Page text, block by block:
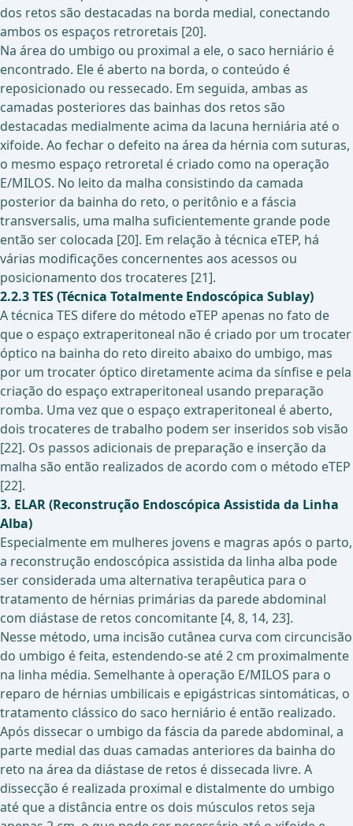
dos retos são destacadas na borda medial, conectando
ambos os espaços retroretais [20].
Na área do umbigo ou proximal a ele, o saco herniário é
encontrado. Ele é aberto na borda, o conteúdo é
reposicionado ou ressecado. Em seguida, ambas as
camadas posteriores das bainhas dos retos são
destacadas medialmente acima da lacuna herniária até o
xifoide. Ao fechar o defeito na área da hérnia com suturas,
o mesmo espaço retroretal é criado como na operação
E/MILOS. No leito da malha consistindo da camada
posterior da bainha do reto, o peritônio e a fáscia
transversalis, uma malha suficientemente grande pode
então ser colocada [20]. Em relação à técnica eTEP, há
várias modificações concernentes aos acessos ou
posicionamento dos trocateres [21].
2.2.3 TES (Técnica Totalmente Endoscópica Sublay)
A técnica TES difere do método eTEP apenas no fato de
que o espaço extraperitoneal não é criado por um trocater
óptico na bainha do reto direito abaixo do umbigo, mas
por um trocater óptico diretamente acima da sínfise e pela
criação do espaço extraperitoneal usando preparação
romba. Uma vez que o espaço extraperitoneal é aberto,
dois trocateres de trabalho podem ser inseridos sob visão
[22]. Os passos adicionais de preparação e inserção da
malha são então realizados de acordo com o método eTEP
[22].
3. ELAR (Reconstrução Endoscópica Assistida da Linha
Alba)
Especialmente em mulheres jovens e magras após o parto,
a reconstrução endoscópica assistida da linha alba pode
ser considerada uma alternativa terapêutica para o
tratamento de hérnias primárias da parede abdominal
com diástase de retos concomitante [4, 8, 14, 23].
Nesse método, uma incisão cutânea curva com circuncisão
do umbigo é feita, estendendo-se até 2 cm proximalmente
na linha média. Semelhante à operação E/MILOS para o
reparo de hérnias umbilicais e epigástricas sintomáticas, o
tratamento clássico do saco herniário é então realizado.
Após dissecar o umbigo da fáscia da parede abdominal, a
parte medial das duas camadas anteriores da bainha do
reto na área da diástase de retos é dissecada livre. A
dissecção é realizada proximal e distalmente do umbigo
até que a distância entre os dois músculos retos seja